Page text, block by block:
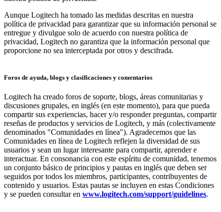
Aunque Logitech ha tomado las medidas descritas en nuestra
política de privacidad para garantizar que su información personal se
entregue y divulgue solo de acuerdo con nuestra política de
privacidad, Logitech no garantiza que la información personal que
proporcione no sea interceptada por otros y descifrada.
Foros de ayuda, blogs y clasificaciones y comentarios
Logitech ha creado foros de soporte, blogs, áreas comunitarias y
discusiones grupales, en inglés (en este momento), para que pueda
compartir sus experiencias, hacer y/o responder preguntas, compartir
reseñas de productos y servicios de Logitech, y más (colectivamente
denominados "Comunidades en línea"). Agradecemos que las
Comunidades en línea de Logitech reflejen la diversidad de sus
usuarios y sean un lugar interesante para compartir, aprender e
interactuar. En consonancia con este espíritu de comunidad, tenemos
un conjunto básico de principios y pautas en inglés que deben ser
seguidos por todos los miembros, participantes, contribuyentes de
contenido y usuarios. Estas pautas se incluyen en estas Condiciones
y se pueden consultar en www.logitech.com/support/guidelines.